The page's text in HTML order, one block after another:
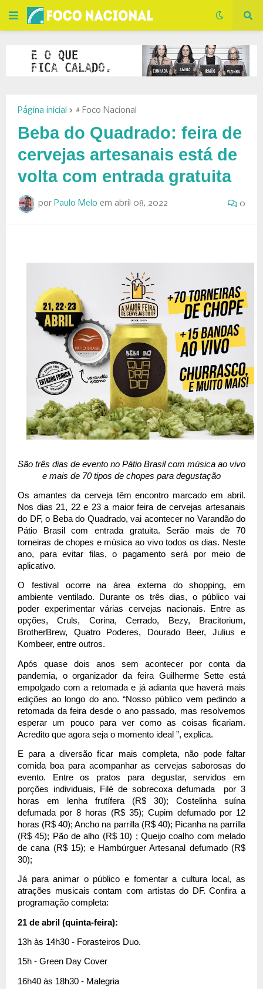
Página inicial # Foco Nacional
Beba do Quadrado: feira de
cervejas artesanais está de
volta com entrada gratuita
por Paulo Melo em abril 08, 2022 0
São três dias de evento no Pátio Brasil com música ao vivo
e mais de 70 tipos de chopes para degustação
Os amantes da cerveja têm encontro marcado em abril.
Nos dias 21, 22 e 23 a maior feira de cervejas artesanais
do DF, o Beba do Quadrado, vai acontecer no Varandão do
Pátio Brasil com entrada gratuita. Serão mais de 70
torneiras de chopes e música ao vivo todos os dias. Neste
ano, para evitar filas, o pagamento será por meio de
aplicativo.
O festival ocorre na área externa do shopping, em
ambiente ventilado. Durante os três dias, o público vai
poder experimentar várias cervejas nacionais. Entre as
opções, Cruls, Corina, Cerrado, Bezy, Bracitorium,
BrotherBrew, Quatro Poderes, Dourado Beer, Julius e
Kombeer, entre outros.
Após quase dois anos sem acontecer por conta da
pandemia, o organizador da feira Guilherme Sette está
empolgado com a retomada e já adianta que haverá mais
edições ao longo do ano. “Nosso público vem pedindo a
retomada da feira desde o ano passado, mas resolvemos
esperar um pouco para ver como as coisas ficariam.
Acredito que agora seja o momento ideal ”, explica.
E para a diversão ficar mais completa, não pode faltar
comida boa para acompanhar as cervejas saborosas do
evento. Entre os pratos para degustar, servidos em
porções individuais, Filé de sobrecoxa defumada  por 3
horas em lenha frutífera (R$ 30); Costelinha suína
defumada por 8 horas (R$ 35); Cupim defumado por 12
horas (R$ 40); Ancho na parrilla (R$ 40); Picanha na parrilla
(R$ 45); Pão de alho (R$ 10) ; Queijo coalho com melado
de cana (R$ 15); e Hambúrguer Artesanal defumado (R$
30);
Já para animar o público e fomentar a cultura local, as
atrações musicais contam com artistas do DF. Confira a
programação completa:
21 de abril (quinta-feira):
13h às 14h30 - Forasteiros Duo.
15h - Green Day Cover
16h40 às 18h30 - Malegria